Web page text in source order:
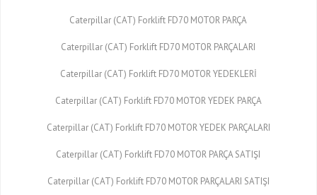
Caterpillar (CAT) Forklift FD70 MOTOR PARÇA
Caterpillar (CAT) Forklift FD70 MOTOR PARÇALARI
Caterpillar (CAT) Forklift FD70 MOTOR YEDEKLERİ
Caterpillar (CAT) Forklift FD70 MOTOR YEDEK PARÇA
Caterpillar (CAT) Forklift FD70 MOTOR YEDEK PARÇALARI
Caterpillar (CAT) Forklift FD70 MOTOR PARÇA SATIŞI
Caterpillar (CAT) Forklift FD70 MOTOR PARÇALARI SATIŞI